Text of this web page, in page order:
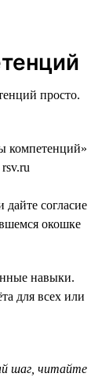
просто.
компетенций»
дайте согласие
окошке
навыки.
для всех или
шаг, читайте